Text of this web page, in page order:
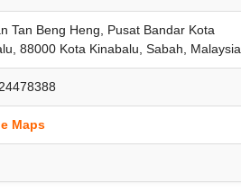
Tan Beng Heng, Pusat Bandar Kota
88000 Kota Kinabalu, Sabah, Malaysia
Maps